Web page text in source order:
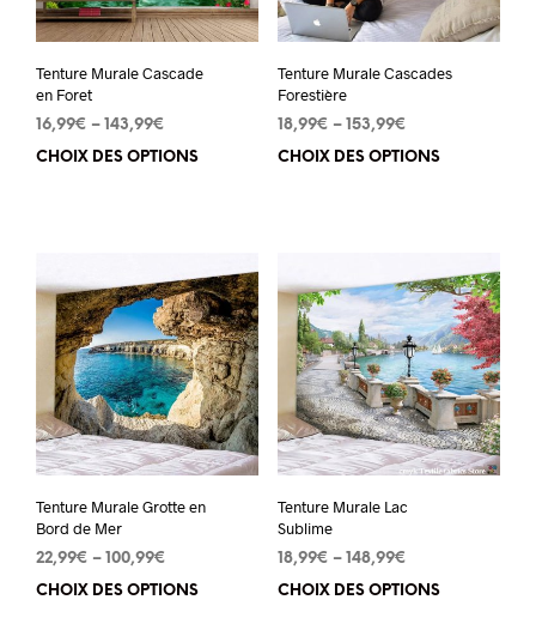
Tenture Murale Cascade
en Foret
16,99€ – 143,99€
CHOIX DES OPTIONS
Ce
variations.
Les
options
peuvent
être
choisies
page
du
Tenture Murale Cascades
Forestière
18,99€ – 153,99€
CHOIX DES OPTIONS
Les
Tenture Murale Grotte en
Bord de Mer
22,99€ – 100,99€
CHOIX DES OPTIONS
Ce
Tenture Murale Lac
Sublime
18,99€ – 148,99€
CHOIX DES OPTIONS